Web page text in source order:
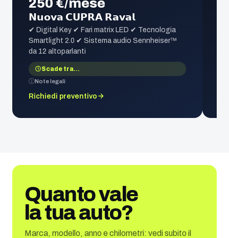
𝗡𝘂𝗼𝘃𝗮 𝗖𝗨𝗣𝗥𝗔 𝗥𝗮𝘃𝗮𝗹
✔ Digital Key ✔ Fari matrix LED ✔ Tecnologia
Smartlight 2.0 ✔ Sistema audio Sennheiser™
da 12 altoparlanti
Scade tra…
Note legali
Richiedi preventivo
Quanto vale
la tua auto?
Marca, modello, anno e chilometri: vedi subito il